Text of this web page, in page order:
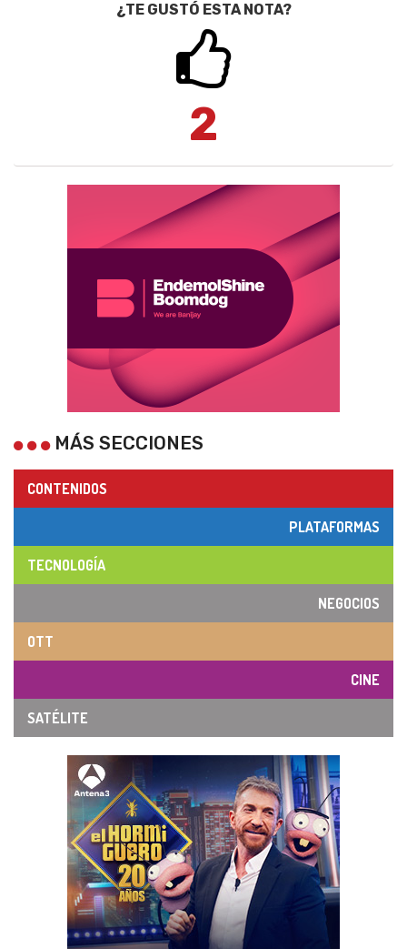
¿TE GUSTÓ ESTA NOTA?
2
MÁS SECCIONES
CONTENIDOS
PLATAFORMAS
TECNOLOGÍA
NEGOCIOS
OTT
CINE
SATÉLITE